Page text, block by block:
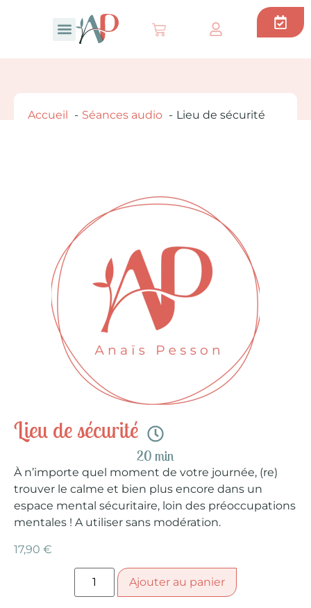
Accueil Séances audio Lieu de sécurité
Lieu de sécurité
20 min
À n’importe quel moment de votre journée, (re)
trouver le calme et bien plus encore dans un
espace mental sécuritaire, loin des préoccupations
mentales ! A utiliser sans modération.
17,90 €
Ajouter au panier